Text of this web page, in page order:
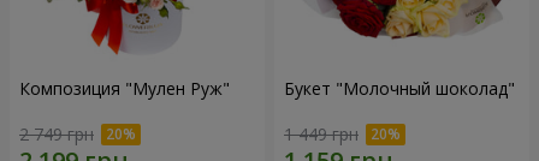
Композиция "Мулен Руж"
2 749 грн
Букет "Молочный шоколад"
1 449 грн